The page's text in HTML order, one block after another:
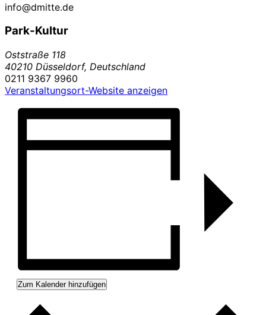
info@dmitte.de
Park-Kultur
Oststraße 118
40210 Düsseldorf, Deutschland
0211 9367 9960
Veranstaltungsort-Website anzeigen
Zum Kalender hinzufügen